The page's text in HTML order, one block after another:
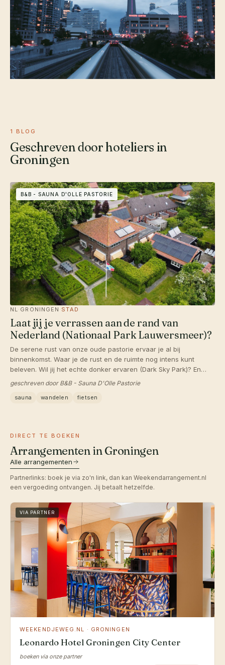
1 BLOG
Geschreven door hoteliers in
Groningen
B&B - SAUNA D'OLLE PASTORIE
NL · GRONINGEN · STAD
Laat jij je verrassen aan de rand van
Nederland (Nationaal Park Lauwersmeer)?
De serene rust van onze oude pastorie ervaar je al bij
binnenkomst. Waar je de rust en de ruimte nog intens kunt
beleven. Wil jij het echte donker ervaren (Dark Sky Park)? En
ontspannen en vol energie terug naar huis?
geschreven door B&B - Sauna D'Olle Pastorie
sauna wandelen fietsen
DIRECT TE BOEKEN
Arrangementen in Groningen
Alle arrangementen
Partnerlinks: boek je via zo'n link, dan kan Weekendarrangement.nl
een vergoeding ontvangen. Jij betaalt hetzelfde.
VIA PARTNER
WEEKENDJEWEG.NL · GRONINGEN
Leonardo Hotel Groningen City Center
boeken via onze partner